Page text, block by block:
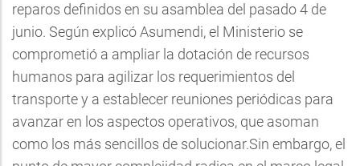
reparos definidos en su asamblea del pasado 4 de
junio. Según explicó Asumendi, el Ministerio se
comprometió a ampliar la dotación de recursos
humanos para agilizar los requerimientos del
transporte y a establecer reuniones periódicas para
avanzar en los aspectos operativos, que asoman
como los más sencillos de solucionar.Sin embargo, el